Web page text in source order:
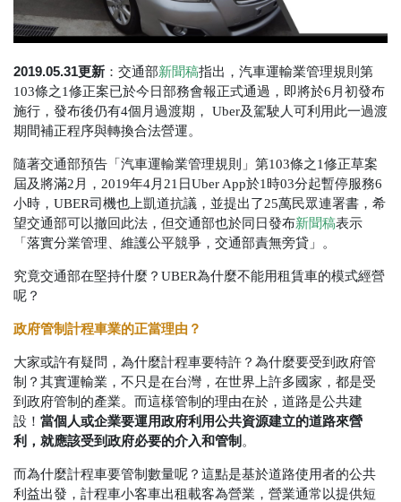
2019.05.31更新 ：交通部新聞稿指出，汽車運輸業管理規則第
103條之1修正案已於今日部務會報正式通過，即將於6月初發布
施行，發布後仍有4個月過渡期， Uber及駕駛人可利用此一過渡
期間補正程序與轉換合法營運。
隨著交通部預告「汽車運輸業管理規則」第103條之1修正草案
屆及將滿2 月， 2019年4月 21 日Uber App於1時03分起暫停服務6
小時，UBER司機也上凱道抗議，並提出了25萬民眾連署書，希
望交通部可以撤回此法，但交通部也於同日發布新聞稿表示
「落實分業管理、維護公平競爭，交通部責無旁貸」。
究竟交通部在堅持什麼？ UBER為什麼不能用租賃車的模式經營
呢？
政府管制計程車業的正當理由？
大家或許有疑問，為什麼計程車要特許？為什麼要受到政府管
制？其實運輸業，不只是在台灣，在世界上許多國家，都是受
到政府管制的產業。而這樣管制的理由在於，道路是公共建
設！ 當個人或企業要運用政府利用公共資源建立的道路來營
利，就應該受到政府必要的介入和管制 。
而為什麼計程車要管制數量呢？這點是基於道路使用者的公共
利益出發，計程車小客車出租載客為營業，營業通常以提供短